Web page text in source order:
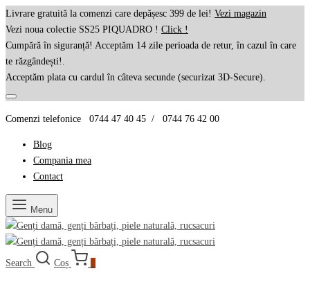
Livrare gratuită la comenzi care depășesc 399 de lei! Vezi magazin
Vezi noua colectie SS25 PIQUADRO ! Click !
Cumpără în siguranță! Acceptăm 14 zile perioada de retur, în cazul în care
te răzgândești!.
Acceptăm plata cu cardul în câteva secunde (securizat 3D-Secure).
Comenzi telefonice 0744 47 40 45 / 0744 76 42 00
Blog
Compania mea
Contact
Menu
Search Coș